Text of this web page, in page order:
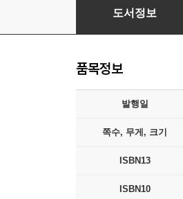
기억하는 소설
도서정보
품목정보
발행일
쪽수, 무게, 크기
ISBN13
ISBN10